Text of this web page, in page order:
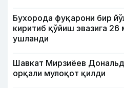
Бухорода фуқарони бир
киритиб қўйиш эвазига
ушланди
Шавкат Мирзиёев
орқали мулоқот қилди